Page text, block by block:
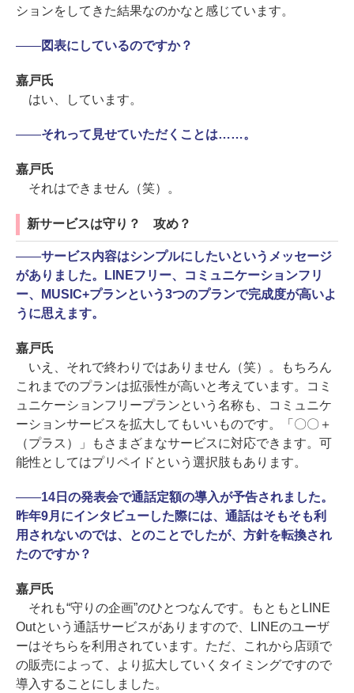
ションをしてきた結果なのかなと感じています。
――図表にしているのですか？
嘉戸氏
はい、しています。
――それって見せていただくことは……。
嘉戸氏
それはできません（笑）。
新サービスは守り？ 攻め？
――サービス内容はシンプルにしたいというメッセージ
がありました。LINEフリー、コミュニケーションフリ
ー、MUSIC+プランという3つのプランで完成度が高いよ
うに思えます。
嘉戸氏
いえ、それで終わりではありません（笑）。もちろん
これまでのプランは拡張性が高いと考えています。コミ
ュニケーションフリープランという名称も、コミュニケ
ーションサービスを拡大してもいいものです。「〇〇＋
（プラス）」もさまざまなサービスに対応できます。可
能性としてはプリペイドという選択肢もあります。
――14日の発表会で通話定額の導入が予告されました。
昨年9月にインタビューした際には、通話はそもそも利
用されないのでは、とのことでしたが、方針を転換され
たのですか？
嘉戸氏
それも“守りの企画”のひとつなんです。もともとLINE
Outという通話サービスがありますので、LINEのユーザ
ーはそちらを利用されています。ただ、これから店頭で
の販売によって、より拡大していくタイミングですので
導入することにしました。